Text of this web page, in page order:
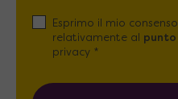
Esprimo il mio
relativamente al punto
privacy *